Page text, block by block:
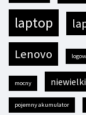
laptop
Lenovo
mocny niewielki
pojemny akumulator